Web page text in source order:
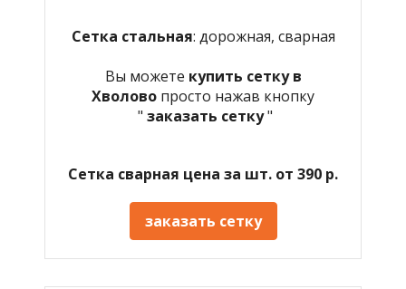
Сетка стальная: дорожная, сварная
Вы можете купить сетку в
Хволово просто нажав кнопку
" заказать сетку"
Сетка сварная цена за шт. от 390 р.
заказать сетку